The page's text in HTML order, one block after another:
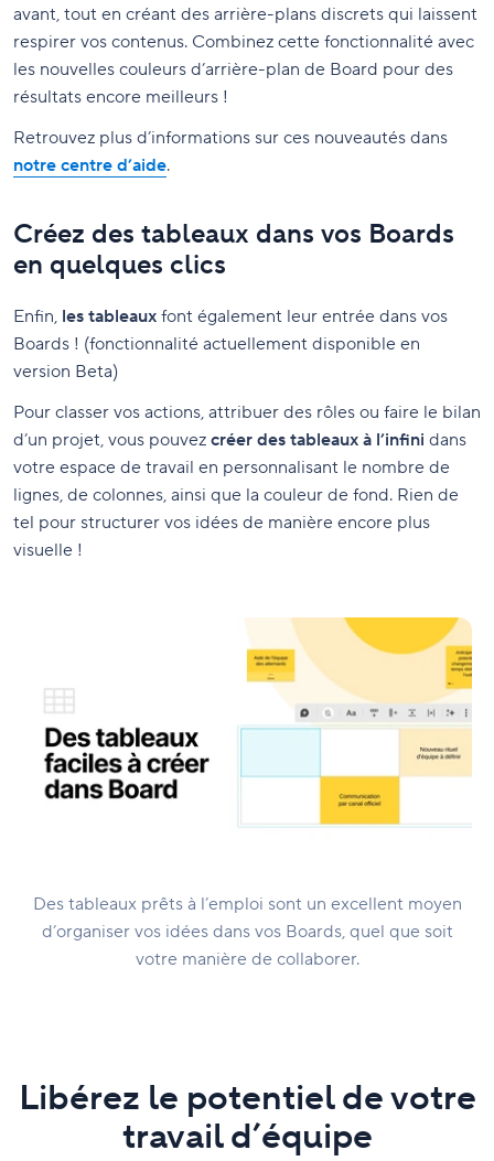
avant, tout en créant des arrière-plans discrets qui laissent
respirer vos contenus. Combinez cette fonctionnalité avec
les nouvelles couleurs d’arrière-plan de Board pour des
résultats encore meilleurs !
Retrouvez plus d’informations sur ces nouveautés dans
notre centre d’aide.
Créez des tableaux dans vos Boards
en quelques clics
Enfin, les tableaux font également leur entrée dans vos
Boards ! (fonctionnalité actuellement disponible en
version Beta)
Pour classer vos actions, attribuer des rôles ou faire le bilan
d’un projet, vous pouvez créer des tableaux à l’infini dans
votre espace de travail en personnalisant le nombre de
lignes, de colonnes, ainsi que la couleur de fond. Rien de
tel pour structurer vos idées de manière encore plus
visuelle !
Des tableaux prêts à l’emploi sont un excellent moyen
d’organiser vos idées dans vos Boards, quel que soit
votre manière de collaborer.
Libérez le potentiel de votre
travail d’équipe